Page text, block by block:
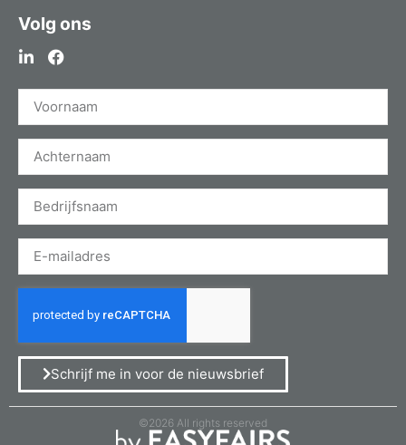
Volg ons
Schrijf me in voor de nieuwsbrief
©2026 All rights reserved